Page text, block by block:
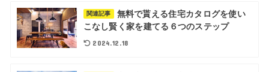
関連記事
無料で貰える住宅カタログを使い
こなし賢く家を建てる６つのステップ
2024.12.18